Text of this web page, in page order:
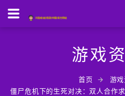
游戏
首页
游
僵尸危机下的生死对决：双人合作